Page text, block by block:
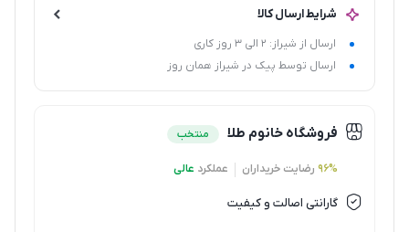
شرایط ارسال کالا
ارسال از شیراز: 2 الی 3 روز کاری
ارسال توسط پیک در شیراز همان روز
فروشگاه خانوم طلا منتخب
96% رضایت خریداران عملکرد عالی
گارانتی اصالت و کیفیت